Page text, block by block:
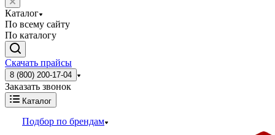
Каталог
По всему сайту
По каталогу
Скачать прайсы
8 (800) 200-17-04
Заказать звонок
Каталог
Подбор по брендам